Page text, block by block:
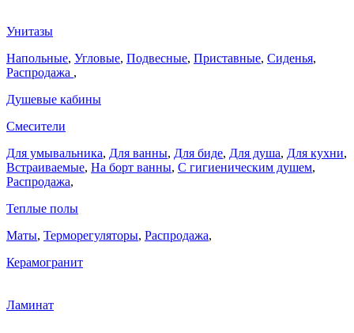
Унитазы
Напольные, Угловые, Подвесные, Приставные, Сиденья,
Распродажа ,
Душевые кабины
Смесители
Для умывальника, Для ванны, Для биде, Для душа, Для кухни,
Встраиваемые, На борт ванны, C гигиеническим душем,
Распродажа,
Теплые полы
Маты, Терморегуляторы, Распродажа,
Керамогранит
Ламинат